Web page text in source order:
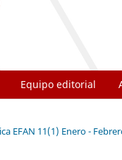
Equipo editorial
EFAN 11(1) Enero -